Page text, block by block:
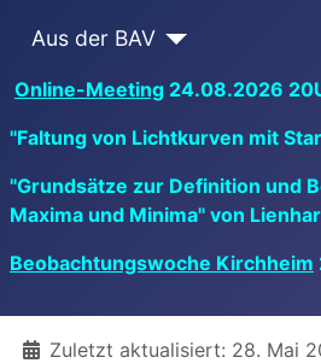
Aus der BAV
Online-Meeting 24.08.2026
"Faltung von Lichtkurven mit
"Grundsätze zur Definition und
Maxima und Minima" von
Beobachtungswoche Kirchheim
DetailsZuletzt aktualisiert: 28. Mai